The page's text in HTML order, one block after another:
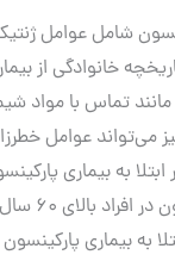
شامل عوامل
خانوادگی از
تماس با مواد
می‌تواند عوامل
به بیماری
بیشترین
به بیماری